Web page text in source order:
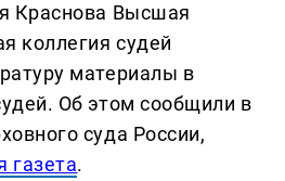
Краснова Высшая
коллегия судей
материалы в
Об этом сообщили в
суда России,
газета.